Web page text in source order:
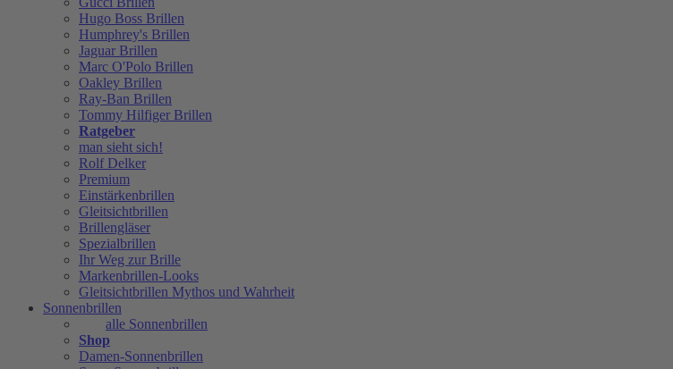
Hugo Boss Brillen
Humphrey's Brillen
Jaguar Brillen
Marc O'Polo Brillen
Oakley Brillen
Ray-Ban Brillen
Tommy Hilfiger Brillen
Ratgeber
man sieht sich!
Rolf Delker
Premium
Einstärkenbrillen
Gleitsichtbrillen
Brillengläser
Spezialbrillen
Ihr Weg zur Brille
Markenbrillen-Looks
Gleitsichtbrillen Mythos und Wahrheit
Sonnenbrillen
alle Sonnenbrillen
Shop
Damen-Sonnenbrillen